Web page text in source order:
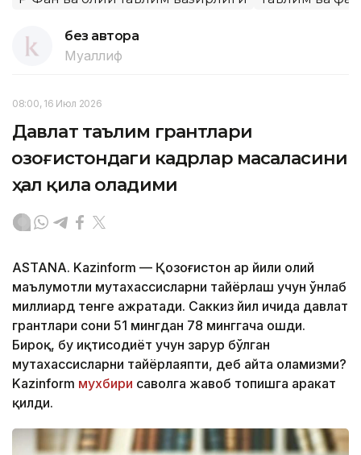
без автора
Муаллиф
08:00, 16 Июл 2026
Давлат таълим грантлари
Қозоғистондаги кадрлар масаласини
ҳал қила оладими
ASTANA. Kazinform — Қозоғистон ҳар йили олий
маълумотли мутахассисларни тайёрлаш учун ўнлаб
миллиард тенге ажратади. Саккиз йил ичида давлат
грантлари сони 51 мингдан 78 минггача ошди.
Бироқ, бу иқтисодиёт учун зарур бўлган
мутахассисларни тайёрлаяпти, деб айта оламизми?
Kazinform мухбири саволга жавоб топишга ҳаракат
қилди.